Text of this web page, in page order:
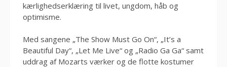
kærlighedserklæring til livet, ungdom, håb og
optimisme.
Med sangene „The Show Must Go On“, „It’s a
Beautiful Day“, „Let Me Live“ og „Radio Ga Ga“ samt
uddrag af Mozarts værker og de flotte kostumer